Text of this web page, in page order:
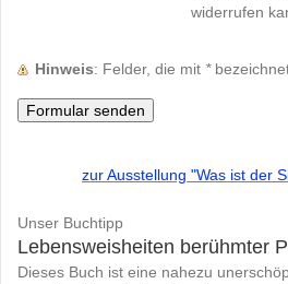
widerrufen
Hinweis : Felder, die mit *
zur Ausstellung "Was ist der
Unser Buchtipp
Lebensweisheiten berühmter
Dieses Buch ist eine nahezu